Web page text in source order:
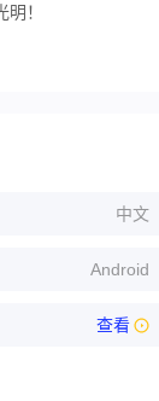
！
中文
Android
查看